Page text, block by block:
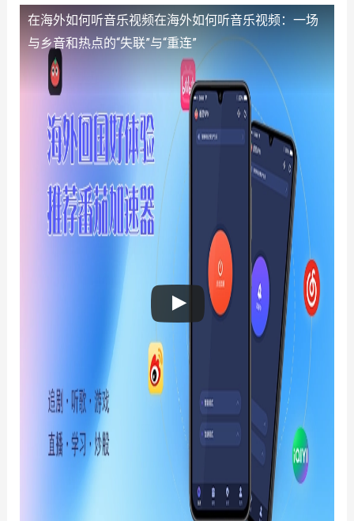
在海外如何听音乐视频在海外如何听音乐视频：一场
与乡音和热点的“失联”与“重连”